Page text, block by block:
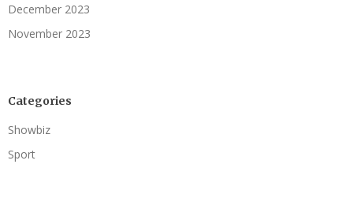
December 2023
November 2023
Categories
Showbiz
Sport